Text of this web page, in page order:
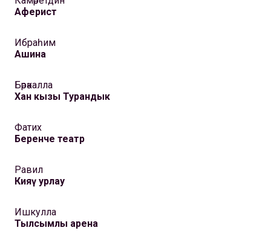
Аферист
Ибраһим
Ашина
Бәрәкалла
Хан кызы Турандык
Фатих
Беренче театр
Равил
Кияү урлау
Ишкулла
Тылсымлы арена